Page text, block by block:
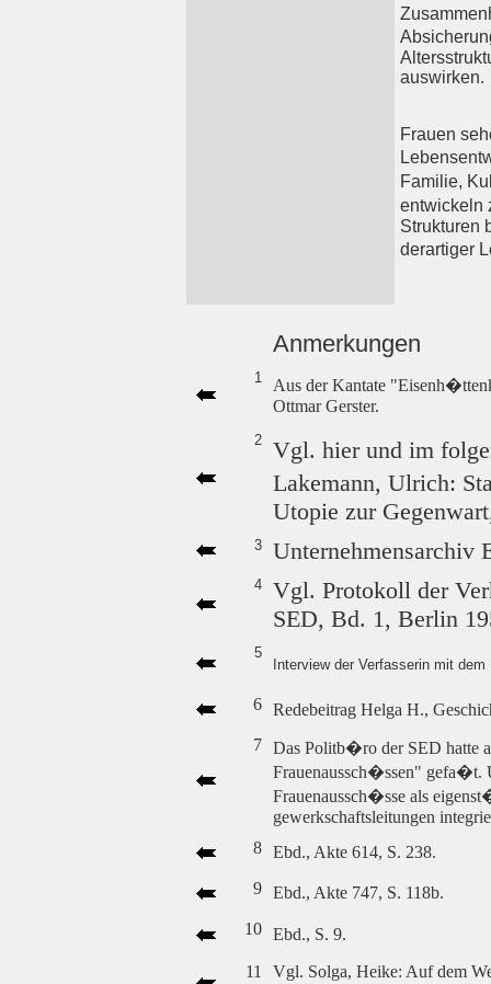
auswirken.
Frauen
Familie,
entwickeln
Strukturen
derartiger
Anmerkungen
1
Aus der Kantate
Ottmar Gerster.
2
Vgl. hier und im
Lakemann, Ulrich:
Utopie zur
3 Unternehmensarchiv
4
Vgl. Protokoll der
SED, Bd. 1, Berlin
5
Interview der Verfasserin mit
6 Redebeitrag Helga H.,
7 Das Politb�ro der SED hatte
Frauenaussch�ssen" gefa�t.
Frauenaussch�sse als
gewerkschaftsleitungen
8 Ebd., Akte 614, S. 238.
9 Ebd., Akte 747, S. 118b.
10 Ebd., S. 9.
11
Vgl. Solga, Heike: Auf dem